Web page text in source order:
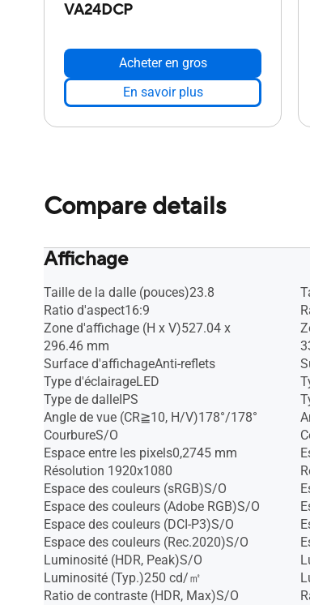
VA24DCP
Acheter en gros
En savoir plus
Compare details
Affichage
Taille de la dalle (pouces)23.8
Ratio d'aspect16:9
Zone d'affichage (H x V)527.04 x
296.46 mm
Surface d'affichageAnti-reflets
Type d'éclairageLED
Type de dalleIPS
Angle de vue (CR≧10, H/V)178°/178°
CourbureS/O
Espace entre les pixels0,2745 mm
Résolution 1920x1080
Espace des couleurs (sRGB)S/O
Espace des couleurs (Adobe RGB)S/O
Espace des couleurs (DCI-P3)S/O
Espace des couleurs (Rec.2020)S/O
Luminosité (HDR, Peak)S/O
Luminosité (Typ.)250 cd/㎡
Ratio de contraste (HDR, Max)S/O